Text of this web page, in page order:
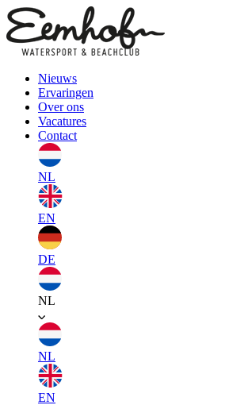
Nieuws
Ervaringen
Over ons
Vacatures
Contact
NL
EN
DE
NL
NL
EN